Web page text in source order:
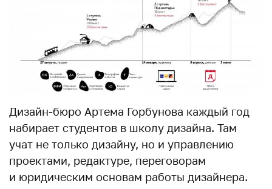
Дизайн-бюро Артема Горбунова каждый год
набирает студентов в школу дизайна. Там
учат не только дизайну, но и управлению
проектами, редактуре, переговорам
и юридическим основам работы дизайнера.